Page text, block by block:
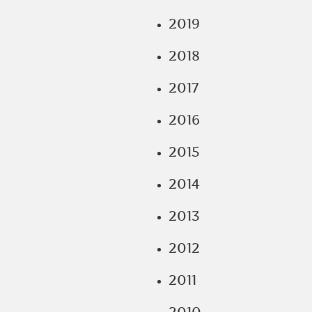
2019
2018
2017
2016
2015
2014
2013
2012
2011